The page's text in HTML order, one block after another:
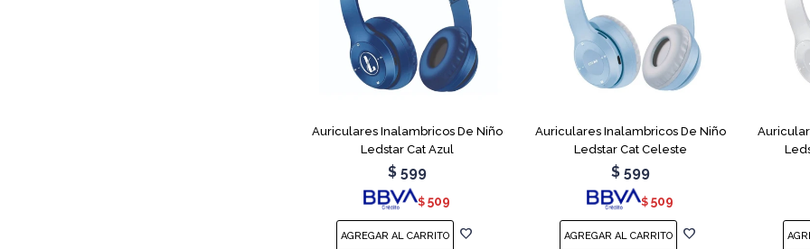
Auriculares Inalambricos De Niño
Ledstar Cat Azul
$ 599
$ 509
Auriculares Inalambricos De Niño
Ledstar Cat Celeste
$ 599
$ 509